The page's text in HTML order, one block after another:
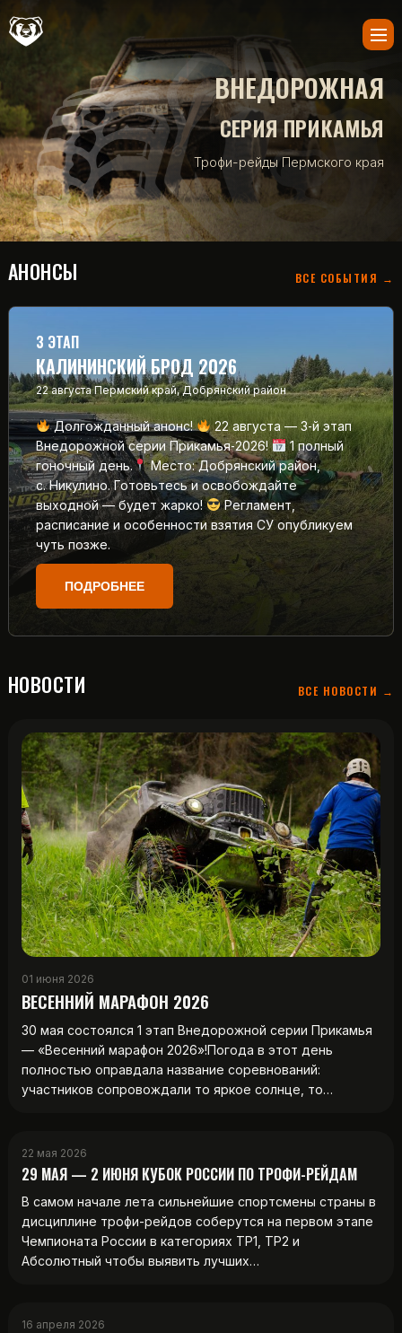
ВНЕДОРОЖНАЯ
СЕРИЯ ПРИКАМЬЯ
Трофи-рейды Пермского края
АНОНСЫ ВСЕ СОБЫТИЯ →
3 ЭТАП
КАЛИНИНСКИЙ БРОД 2026
22 августа Пермский край, Добрянский район
Долгожданный анонс!
22 августа — 3‑й этап
Внедорожной серии Прикамья‑2026!
1 полный
гоночный день.
Место: Добрянский район,
с. Никулино. Готовьтесь и освобождайте
выходной — будет жарко!
Регламент,
расписание и особенности взятия СУ опубликуем
чуть позже.
ПОДРОБНЕЕ
НОВОСТИ ВСЕ НОВОСТИ →
01 июня 2026
ВЕСЕННИЙ МАРАФОН 2026
30 мая состоялся 1 этап Внедорожной серии Прикамья
— «Весенний марафон 2026»!Погода в этот день
полностью оправдала название соревнований:
участников сопровождали то яркое солнце, то…
22 мая 2026
29 МАЯ — 2 ИЮНЯ КУБОК РОССИИ ПО ТРОФИ-РЕЙДАМ
В самом начале лета сильнейшие спортсмены страны в
дисциплине трофи-рейдов соберутся на первом этапе
Чемпионата России в категориях ТР1, ТР2 и
Абсолютный чтобы выявить лучших…
16 апреля 2026